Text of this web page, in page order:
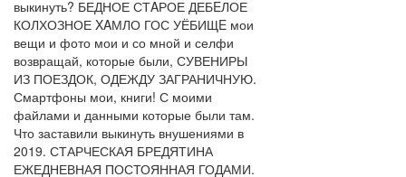
выкинуть? БЕДНОЕ СТAРОЕ ДЕБEЛОЕ
КОЛХОЗНОЕ XAМЛО ГОС УЁБИЩE мои
вещи и фото мои и со мной и селфи
возвращай, которые были, СУВЕНИРЫ
ИЗ ПОЕЗДОК, ОДЕЖДУ ЗАГРАНИЧНУЮ.
Смартфоны мои, книги! С моими
файлами и данными которые были там.
Что заставили выкинуть внушениями в
2019. СТАРЧЕСКАЯ БРЕДЯТИНА
ЕЖЕДНЕВНАЯ ПОСТОЯННАЯ ГОДАМИ.